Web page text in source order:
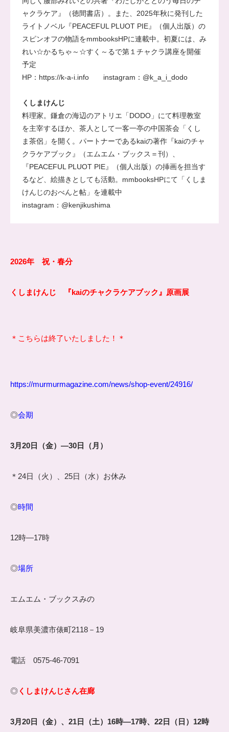
ャクラケア』
（徳間書店）。また、2025年秋に発刊した
ライトノベル 『PEACEFUL PLUOT PIE』
（個人出版）の
スピンオフの物語をmmbooksHPに連載中。初夏には、み
れい☆かるちゃ～☆すく～るで第１チャクラ講座を開催
予定
HP： https://k-a-i.info instagram： @k_a_i_dodo
くしまけんじ
料理家。鎌倉の海辺のアトリエ「DODO」にて料理教室
を主宰するほか、茶人として一客一亭の中国茶会「くし
ま茶侶」を開く。パートナーであるkaiの著作 『kaiのチャ
クラケアブック』
（エムエム・ブックス＝刊）、
『PEACEFUL PLUOT PIE』
（個人出版）の挿画を担当す
るなど、絵描きとしても活動。mmbooksHPにて 「くしま
けんじのおべんと帖」 を連載中
instagram： @kenjikushima
2026年 祝・春分
くしまけんじ 『kaiのチャクラケアブック』原画展
＊こちらは終了いたしました！＊
https://murmurmagazine.com/news/shop-event/24916/
◎会期
3月20日（金）―30日（月）
＊24日（火）、25日（水）お休み
◎時間
12時―17時
◎場所
エムエム・ブックスみの
岐阜県美濃市俵町2118－19
電話 0575-46-7091
◎ くしまけんじさん在廊
3月20日（金）、21日（土）16時―17時、22日（日）12時